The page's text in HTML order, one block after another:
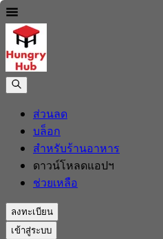
ส่วนลด
บล็อก
สำหรับร้านอาหาร
ดาวน์โหลดแอปฯ
ช่วยเหลือ
ลงทะเบียน
เข้าสู่ระบบ